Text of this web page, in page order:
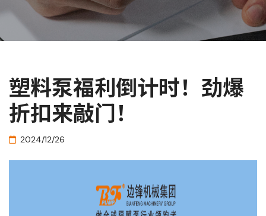
塑料泵福利倒计时！劲爆
折扣来敲门！
2024/12/26